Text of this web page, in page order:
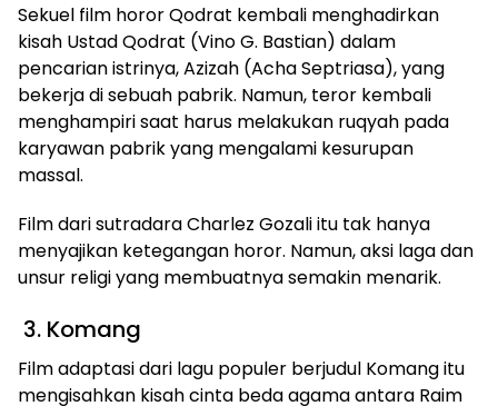
Sekuel film horor Qodrat kembali menghadirkan
kisah Ustad Qodrat (Vino G. Bastian) dalam
pencarian istrinya, Azizah (Acha Septriasa), yang
bekerja di sebuah pabrik. Namun, teror kembali
menghampiri saat harus melakukan ruqyah pada
karyawan pabrik yang mengalami kesurupan
massal.
Film dari sutradara Charlez Gozali itu tak hanya
menyajikan ketegangan horor. Namun, aksi laga dan
unsur religi yang membuatnya semakin menarik.
3. Komang
Film adaptasi dari lagu populer berjudul Komang itu
mengisahkan kisah cinta beda agama antara Raim